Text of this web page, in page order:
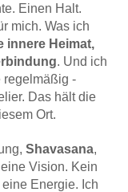
Einen Halt.
mich. Was ich
innere Heimat,
. Und ich
regelmäßig -
Das hält die
Ort.
Shavasana,
Vision. Kein
Energie. Ich